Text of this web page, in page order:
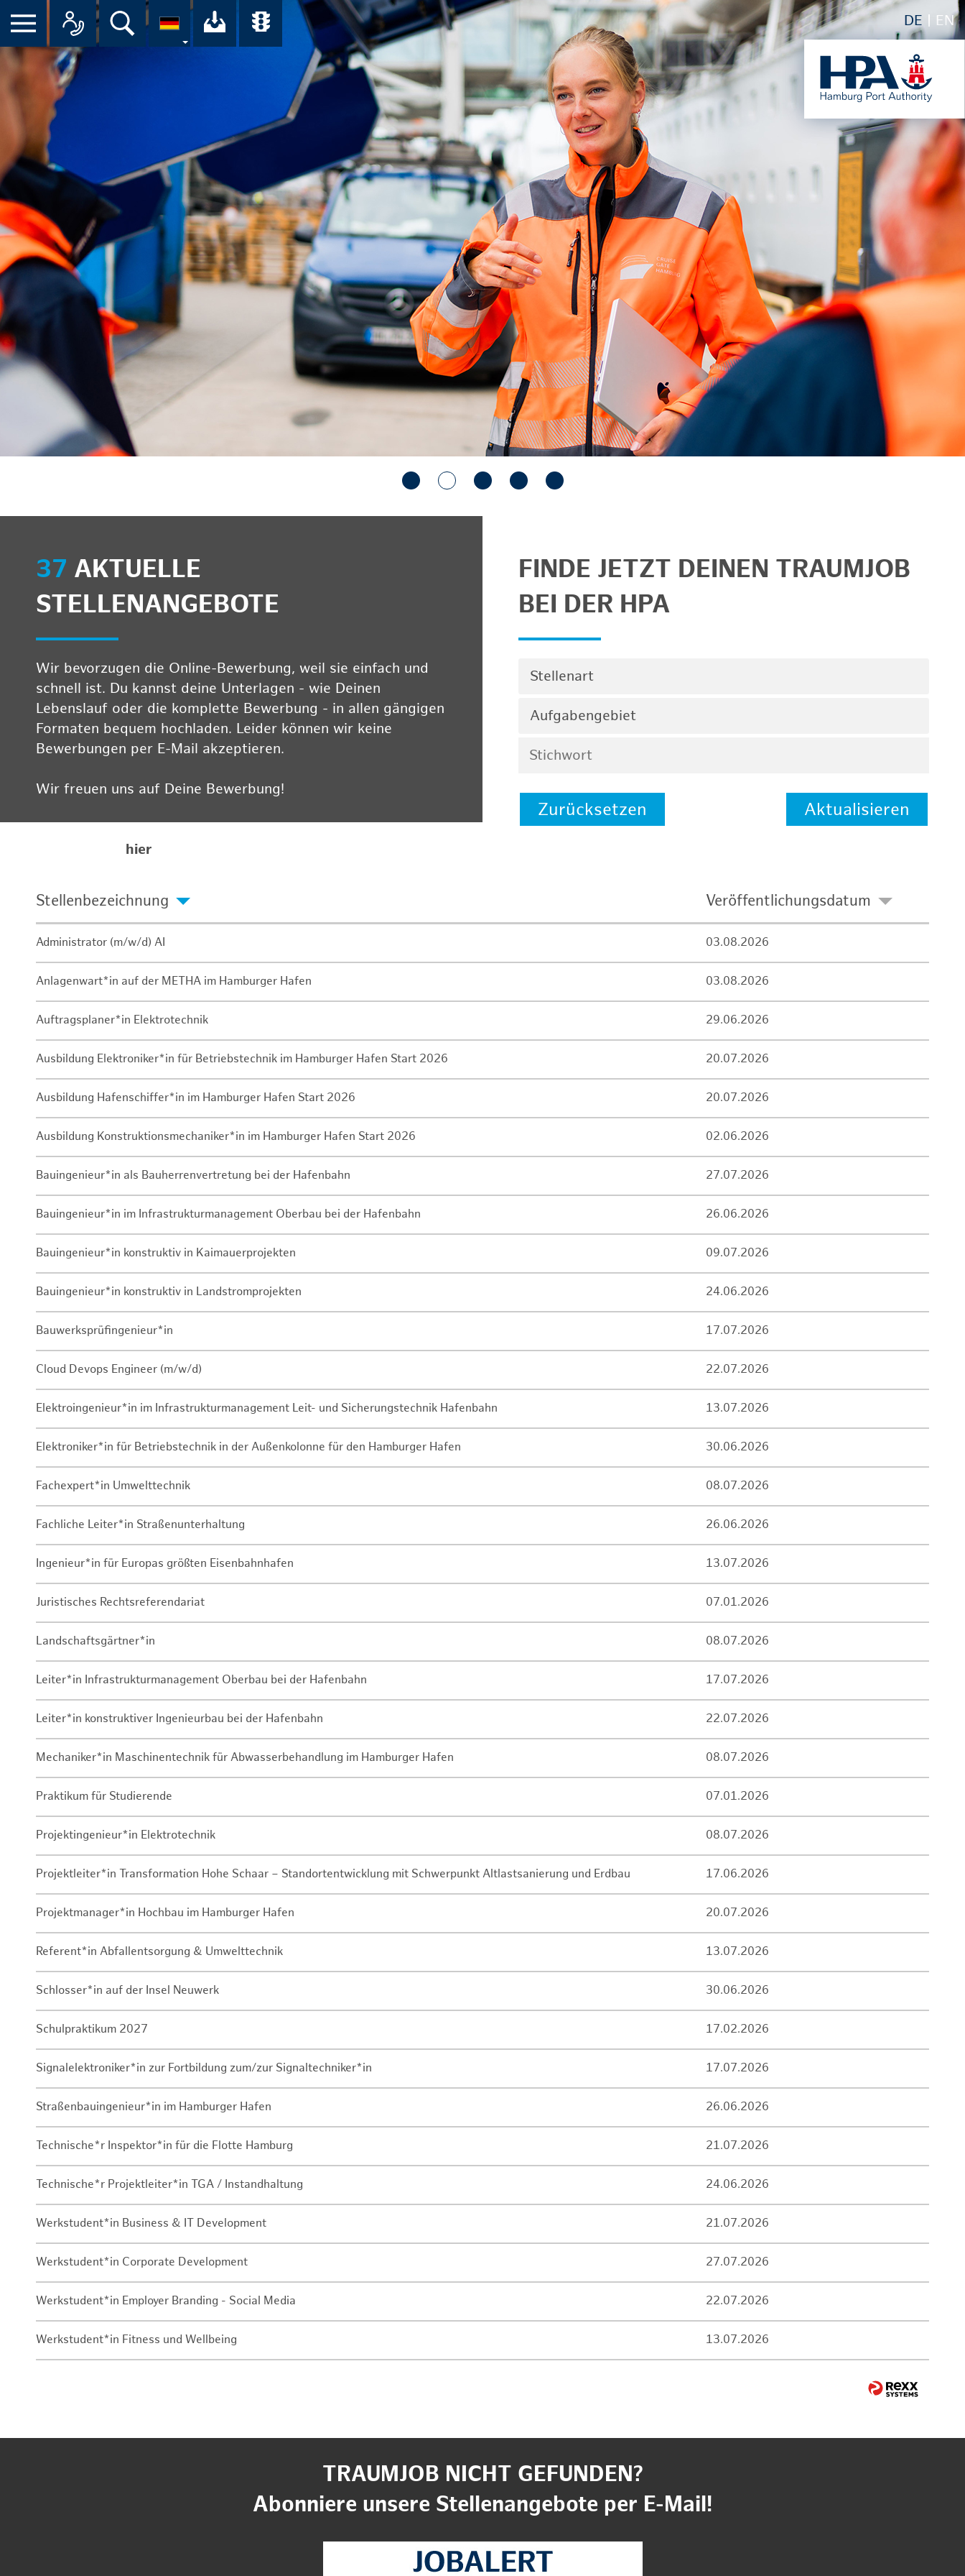
DE EN
Suche Ihr Download-Center der HPA
Übersicht aller Verkehrsmeldungen im Hafen am
37 AKTUELLE
STELLENANGEBOTE
Wir bevorzugen die Online-Bewerbung, weil sie einfach und
schnell ist. Du kannst deine Unterlagen - wie Deinen
Lebenslauf oder die komplette Bewerbung - in allen gängigen
Formaten bequem hochladen. Leider können wir keine
Bewerbungen per E-Mail akzeptieren.
Wir freuen uns auf Deine Bewerbung!
hier
FINDE JETZT DEINEN TRAUMJOB
BEI DER HPA
Stellenart
Aufgabengebiet
Zurücksetzen Aktualisieren
Stellenbezeichnung Veröffentlichungsdatum
Administrator (m/w/d) AI 03.08.2026
Anlagenwart*in auf der METHA im Hamburger Hafen 03.08.2026
Auftragsplaner*in Elektrotechnik 29.06.2026
Ausbildung Elektroniker*in für Betriebstechnik im Hamburger Hafen Start 2026 20.07.2026
Ausbildung Hafenschiffer*in im Hamburger Hafen Start 2026 20.07.2026
Ausbildung Konstruktionsmechaniker*in im Hamburger Hafen Start 2026 02.06.2026
Bauingenieur*in als Bauherrenvertretung bei der Hafenbahn 27.07.2026
Bauingenieur*in im Infrastrukturmanagement Oberbau bei der Hafenbahn 26.06.2026
Bauingenieur*in konstruktiv in Kaimauerprojekten 09.07.2026
Bauingenieur*in konstruktiv in Landstromprojekten 24.06.2026
Bauwerksprüfingenieur*in 17.07.2026
Cloud Devops Engineer (m/w/d) 22.07.2026
Elektroingenieur*in im Infrastrukturmanagement Leit- und Sicherungstechnik Hafenbahn 13.07.2026
Elektroniker*in für Betriebstechnik in der Außenkolonne für den Hamburger Hafen 30.06.2026
Fachexpert*in Umwelttechnik 08.07.2026
Fachliche Leiter*in Straßenunterhaltung 26.06.2026
Ingenieur*in für Europas größten Eisenbahnhafen 13.07.2026
Juristisches Rechtsreferendariat 07.01.2026
Landschaftsgärtner*in 08.07.2026
Leiter*in Infrastrukturmanagement Oberbau bei der Hafenbahn 17.07.2026
Leiter*in konstruktiver Ingenieurbau bei der Hafenbahn 22.07.2026
Mechaniker*in Maschinentechnik für Abwasserbehandlung im Hamburger Hafen 08.07.2026
Praktikum für Studierende 07.01.2026
Projektingenieur*in Elektrotechnik 08.07.2026
Projektleiter*in Transformation Hohe Schaar – Standortentwicklung mit Schwerpunkt Altlastsanierung und Erdbau 17.06.2026
Projektmanager*in Hochbau im Hamburger Hafen 20.07.2026
Referent*in Abfallentsorgung & Umwelttechnik 13.07.2026
Schlosser*in auf der Insel Neuwerk 30.06.2026
Schulpraktikum 2027 17.02.2026
Signalelektroniker*in zur Fortbildung zum/zur Signaltechniker*in 17.07.2026
Straßenbauingenieur*in im Hamburger Hafen 26.06.2026
Technische*r Inspektor*in für die Flotte Hamburg 21.07.2026
Technische*r Projektleiter*in TGA / Instandhaltung 24.06.2026
Werkstudent*in Business & IT Development 21.07.2026
Werkstudent*in Corporate Development 27.07.2026
Werkstudent*in Employer Branding - Social Media 22.07.2026
Werkstudent*in Fitness und Wellbeing 13.07.2026
TRAUMJOB NICHT GEFUNDEN?
Abonniere unsere Stellenangebote per E-Mail!